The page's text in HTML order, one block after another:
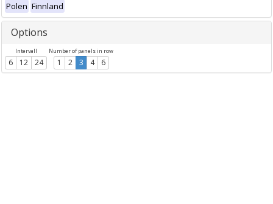
Polen Finnland
Options
Intervall
6 12 24
Number of panels in row
1 2 3 4 6